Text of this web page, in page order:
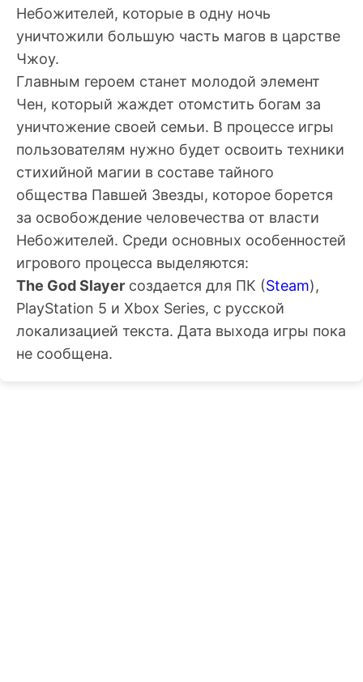
Небожителей, которые в одну ночь
уничтожили большую часть магов в царстве
Чжоу.
Главным героем станет молодой элемент
Чен, который жаждет отомстить богам за
уничтожение своей семьи. В процессе игры
пользователям нужно будет освоить техники
стихийной магии в составе тайного
общества Павшей Звезды, которое борется
за освобождение человечества от власти
Небожителей. Среди основных особенностей
игрового процесса выделяются:
The God Slayer создается для ПК (Steam),
PlayStation 5 и Xbox Series, с русской
локализацией текста. Дата выхода игры пока
не сообщена.